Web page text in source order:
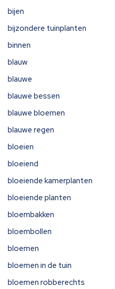
bijen
bijzondere tuinplanten
binnen
blauw
blauwe
blauwe bessen
blauwe bloemen
blauwe regen
bloeien
bloeiend
bloeiende kamerplanten
bloeiende planten
bloembakken
bloembollen
bloemen
bloemen in de tuin
bloemen robberechts